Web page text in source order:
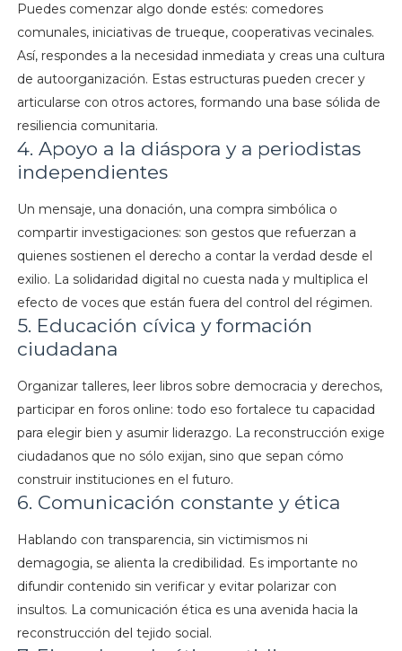
Puedes comenzar algo donde estés: comedores
comunales, iniciativas de trueque, cooperativas vecinales.
Así, respondes a la necesidad inmediata y creas una cultura
de autoorganización. Estas estructuras pueden crecer y
articularse con otros actores, formando una base sólida de
resiliencia comunitaria.
4. Apoyo a la diáspora y a periodistas
independientes
Un mensaje, una donación, una compra simbólica o
compartir investigaciones: son gestos que refuerzan a
quienes sostienen el derecho a contar la verdad desde el
exilio. La solidaridad digital no cuesta nada y multiplica el
efecto de voces que están fuera del control del régimen.
5. Educación cívica y formación
ciudadana
Organizar talleres, leer libros sobre democracia y derechos,
participar en foros online: todo eso fortalece tu capacidad
para elegir bien y asumir liderazgo. La reconstrucción exige
ciudadanos que no sólo exijan, sino que sepan cómo
construir instituciones en el futuro.
6. Comunicación constante y ética
Hablando con transparencia, sin victimismos ni
demagogia, se alienta la credibilidad. Es importante no
difundir contenido sin verificar y evitar polarizar con
insultos. La comunicación ética es una avenida hacia la
reconstrucción del tejido social.